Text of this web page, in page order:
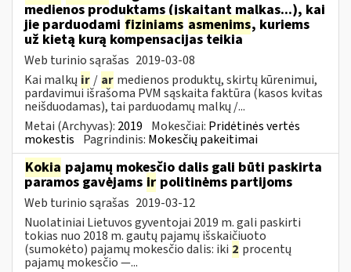
medienos produktams (įskaitant malkas...), kai
jie parduodami fiziniams asmenims, kuriems
už kietą kurą kompensacijas teikia
Web turinio sąrašas 2019-03-08
Kai malkų ir / ar medienos produktų, skirtų kūrenimui,
pardavimui išrašoma PVM sąskaita faktūra (kasos kvitas
neišduodamas), tai parduodamų malkų /...
Metai (Archyvas): 2019 Mokesčiai: Pridėtinės vertės
mokestis Pagrindinis: Mokesčių pakeitimai
Kokia pajamų mokesčio dalis gali būti paskirta
paramos gavėjams ir politinėms partijoms
Web turinio sąrašas 2019-03-12
Nuolatiniai Lietuvos gyventojai 2019 m. gali paskirti
tokias nuo 2018 m. gautų pajamų išskaičiuoto
(sumokėto) pajamų mokesčio dalis: iki 2 procentų
pajamų mokesčio —...